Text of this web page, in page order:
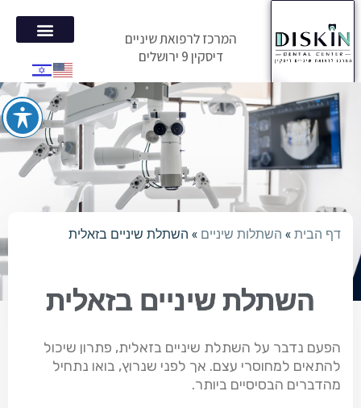
המרכז לרפואת שיניים
דיסקין 9 ירושלים
דף הבית»השתלות שיניים»השתלת שיניים בזאלית
השתלת שיניים בזאלית
הפעם נדבר על השתלת שיניים בזאלית, פתרון שיכול
להתאים למחוסרי עצם. אך לפני שנרוץ, בואו נתחיל
מהדברים הבסיסיים ביותר.